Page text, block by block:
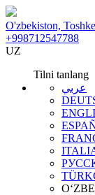
O'zbekiston,
+998712547788
UZ
Tilni tanlang
عربي